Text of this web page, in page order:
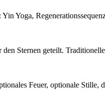
Yoga,
Sternen geteilt.
Feuer, optionale Stille,